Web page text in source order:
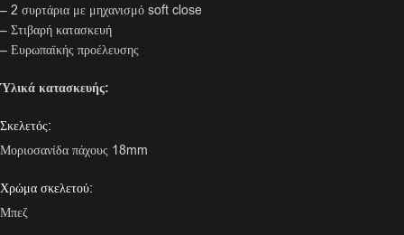
– 2 συρτάρια με μηχανισμό soft close
– Στιβαρή κατασκευή
– Ευρωπαϊκής προέλευσης
Ύλικά κατασκευής:
Σκελετός:
Μοριοσανίδα πάχους 18mm
Χρώμα σκελετού:
Μπεζ